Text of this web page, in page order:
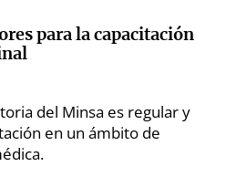
para la capacitación
del Minsa es regular y
en un ámbito de